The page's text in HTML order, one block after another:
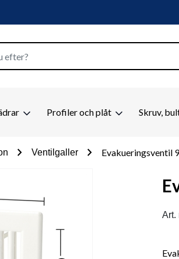
Profiler och plåt Skruv,
chevron_right Ventilgaller chevron_right Evakueringsventil
Art.